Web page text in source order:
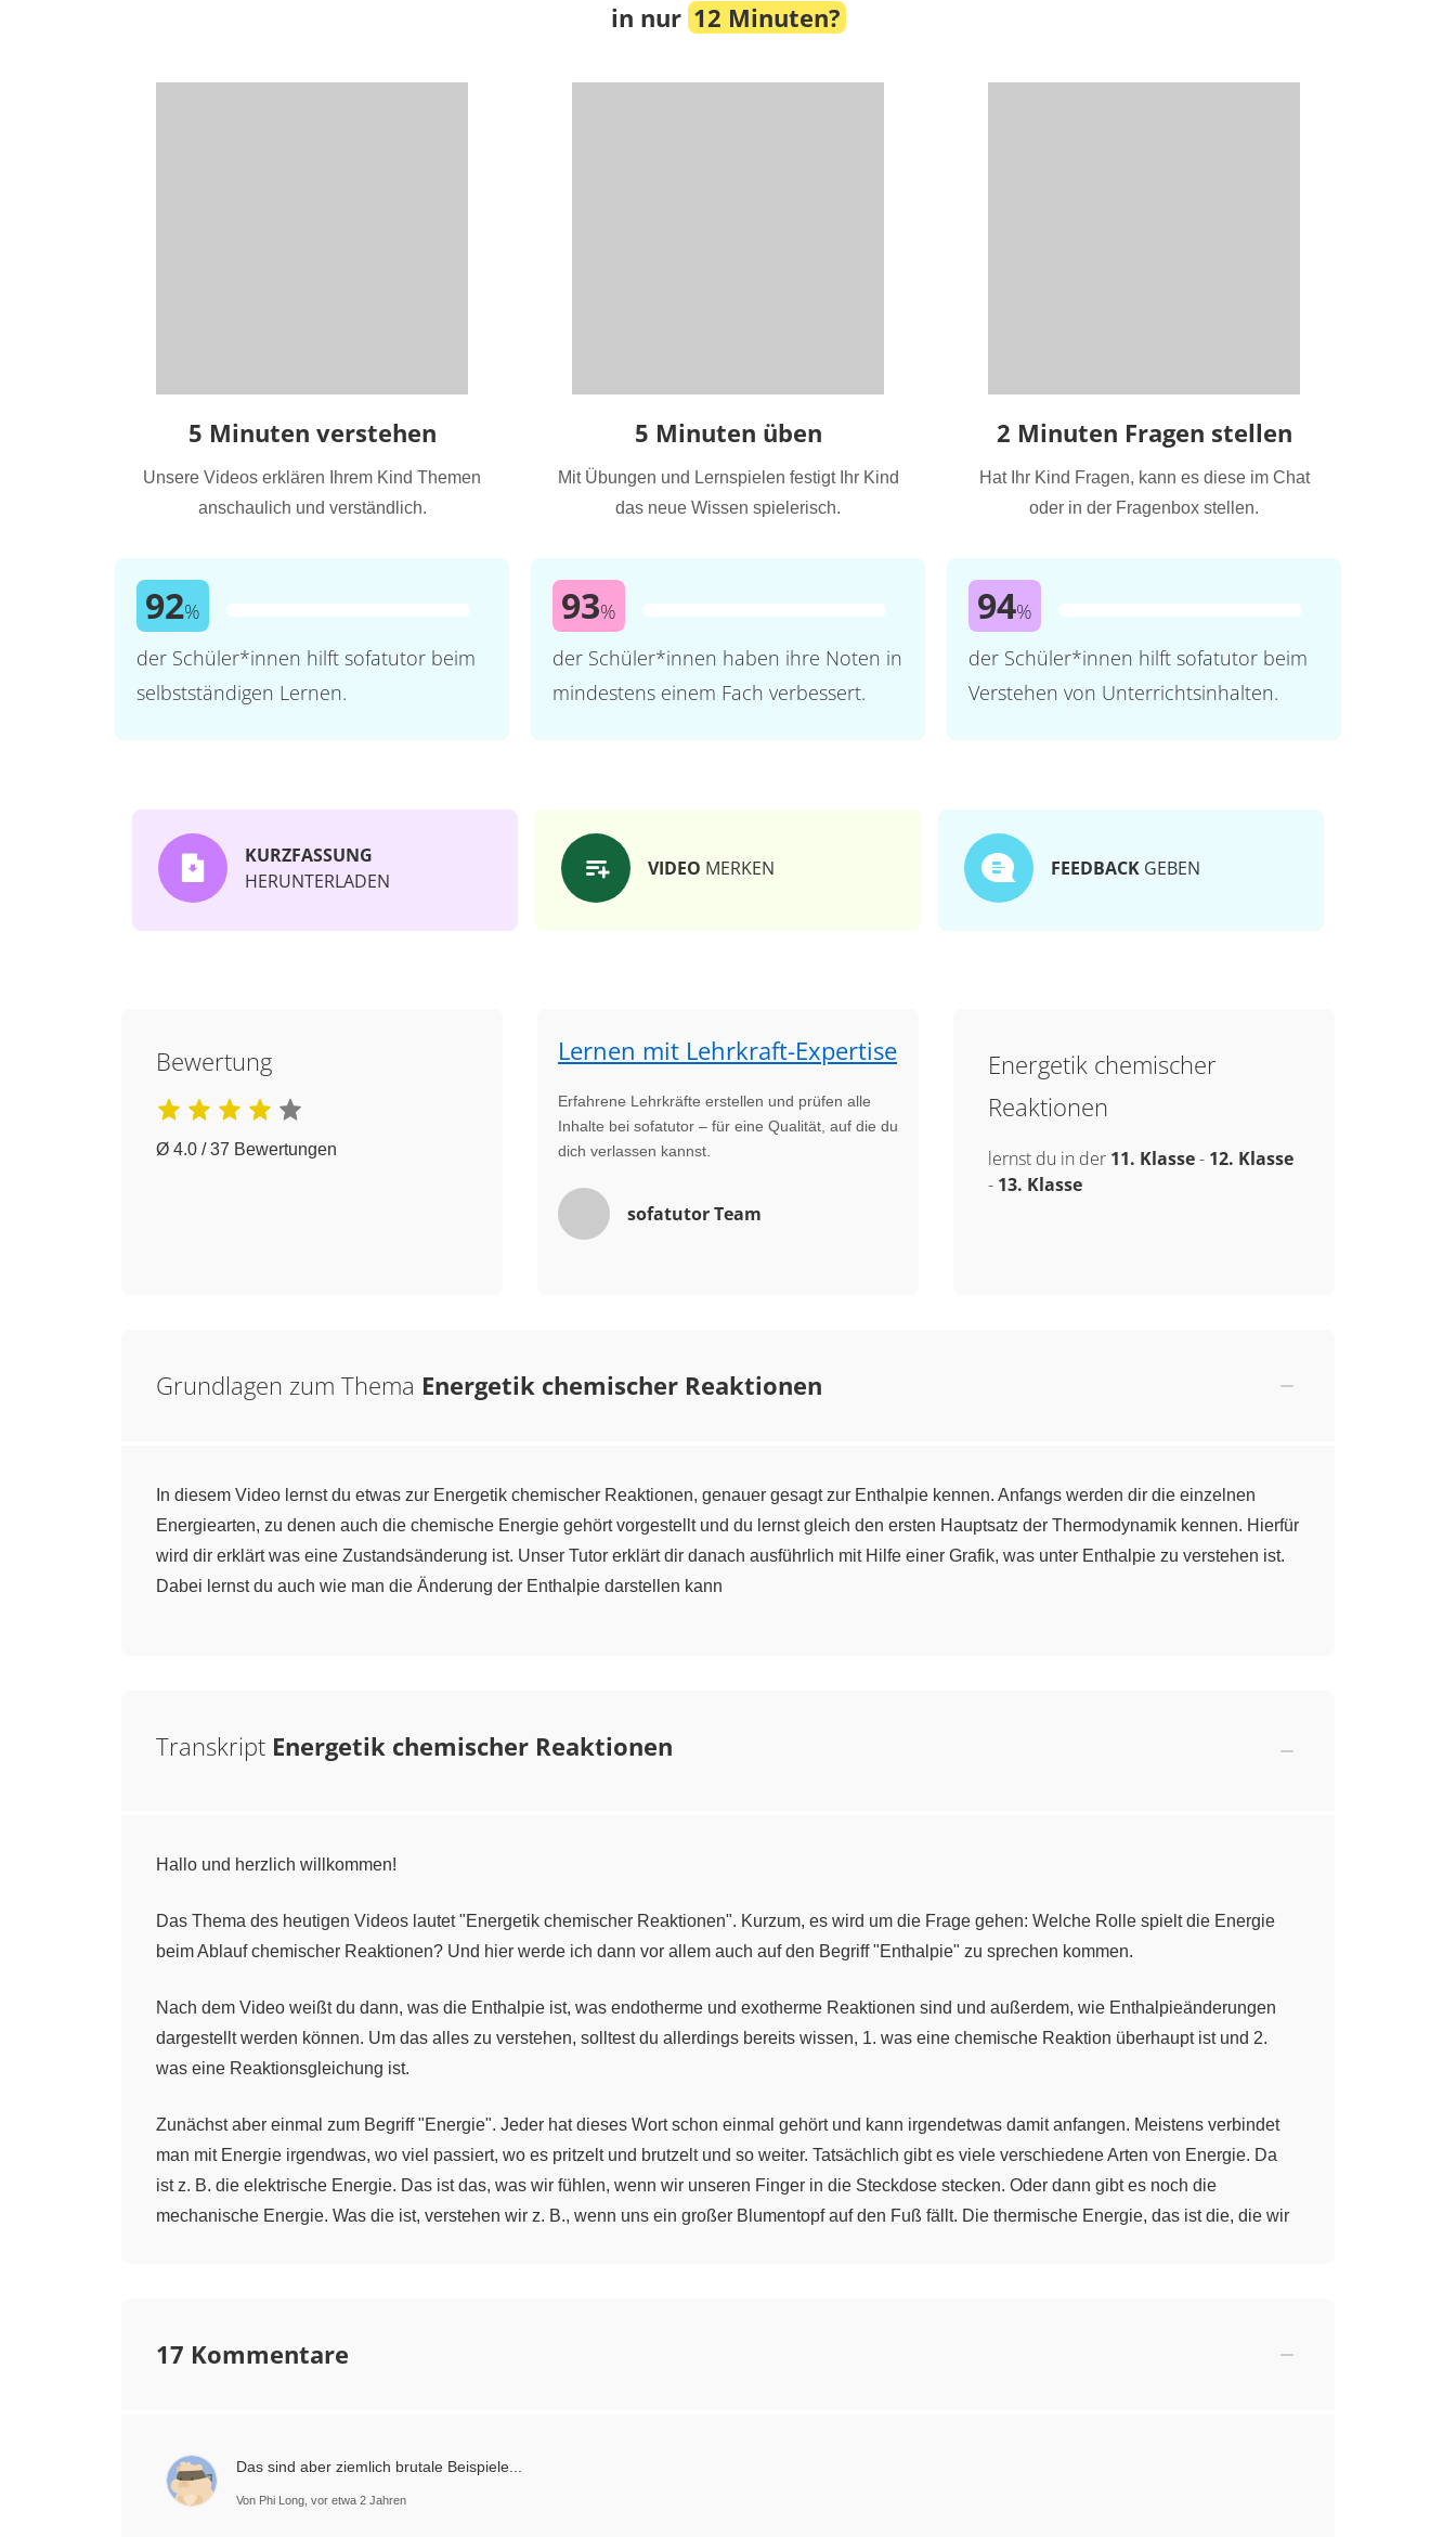
in nur 12 Minuten?
5 Minuten verstehen
Unsere Videos erklären Ihrem Kind Themen
anschaulich und verständlich.
92%
der Schüler*innen hilft sofatutor beim
selbstständigen Lernen.
5 Minuten üben
Mit Übungen und Lernspielen festigt Ihr Kind
das neue Wissen spielerisch.
93%
der Schüler*innen haben ihre Noten in
mindestens einem Fach verbessert.
2 Minuten Fragen stellen
Hat Ihr Kind Fragen, kann es diese im Chat
oder in der Fragenbox stellen.
94%
der Schüler*innen hilft sofatutor beim
Verstehen von Unterrichtsinhalten.
KURZFASSUNG
HERUNTERLADEN
VIDEO MERKEN FEEDBACK GEBEN
Bewertung
Ø 4.0 / 37 Bewertungen
Lernen mit Lehrkraft-Expertise
Erfahrene Lehrkräfte erstellen und prüfen alle
Inhalte bei sofatutor – für eine Qualität, auf die du
dich verlassen kannst.
sofatutor Team
Energetik chemischer
Reaktionen
lernst du in der 11. Klasse- 12. Klasse
- 13. Klasse
Grundlagen zum Thema Energetik chemischer Reaktionen
In diesem Video lernst du etwas zur Energetik chemischer Reaktionen, genauer gesagt zur Enthalpie kennen. Anfangs werden dir die einzelnen
Energiearten, zu denen auch die chemische Energie gehört vorgestellt und du lernst gleich den ersten Hauptsatz der Thermodynamik kennen. Hierfür
wird dir erklärt was eine Zustandsänderung ist. Unser Tutor erklärt dir danach ausführlich mit Hilfe einer Grafik, was unter Enthalpie zu verstehen ist.
Dabei lernst du auch wie man die Änderung der Enthalpie darstellen kann
Transkript Energetik chemischer Reaktionen
Hallo und herzlich willkommen!
Das Thema des heutigen Videos lautet "Energetik chemischer Reaktionen". Kurzum, es wird um die Frage gehen: Welche Rolle spielt die Energie
beim Ablauf chemischer Reaktionen? Und hier werde ich dann vor allem auch auf den Begriff "Enthalpie" zu sprechen kommen.
Nach dem Video weißt du dann, was die Enthalpie ist, was endotherme und exotherme Reaktionen sind und außerdem, wie Enthalpieänderungen
dargestellt werden können. Um das alles zu verstehen, solltest du allerdings bereits wissen, 1. was eine chemische Reaktion überhaupt ist und 2.
was eine Reaktionsgleichung ist.
Zunächst aber einmal zum Begriff "Energie". Jeder hat dieses Wort schon einmal gehört und kann irgendetwas damit anfangen. Meistens verbindet
man mit Energie irgendwas, wo viel passiert, wo es pritzelt und brutzelt und so weiter. Tatsächlich gibt es viele verschiedene Arten von Energie. Da
ist z. B. die elektrische Energie. Das ist das, was wir fühlen, wenn wir unseren Finger in die Steckdose stecken. Oder dann gibt es noch die
mechanische Energie. Was die ist, verstehen wir z. B., wenn uns ein großer Blumentopf auf den Fuß fällt. Die thermische Energie, das ist die, die wir
Das Einzige, was Energie tun kann, ist, sich entweder in eine andere Energieform umwandeln. Z. B. elektrische Energie kann sich in thermische
Energie beteiligt ist, haben immer Eines gemeinsam. Und zwar wandelt sich dabei stets ein Zustand 1 in einen Zustand 2 um. Solch eine
Umwandlung nennt man dann eine Zustandsänderung.
17 Kommentare
Das sind aber ziemlich brutale Beispiele...
Von Phi Long, vor etwa 2 Jahren